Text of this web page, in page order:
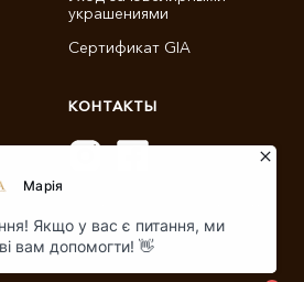
украшениями
Сертификат GIA
КОНТАКТЫ
+38 (096) 900-11-22